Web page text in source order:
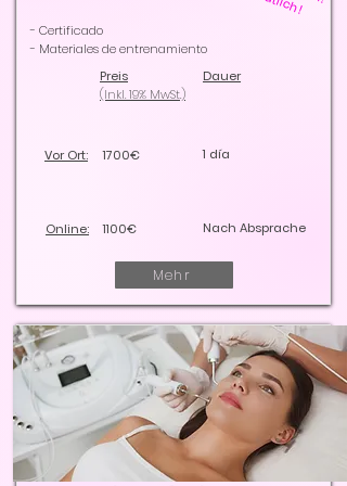
- Certificado
- Materiales de entrenamiento
Preis
(Inkl. 19% MwSt.)
Dauer
Vor Ort: 1700€ 1 día
Online: 1100€ Nach Absprache
Mehr